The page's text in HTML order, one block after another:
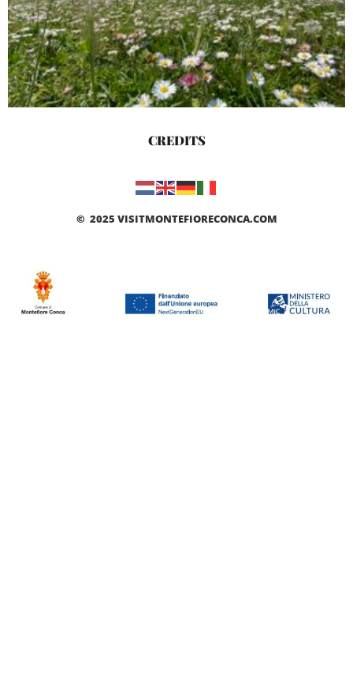
CREDITS
© 2025 VISITMONTEFIORECONCA.COM